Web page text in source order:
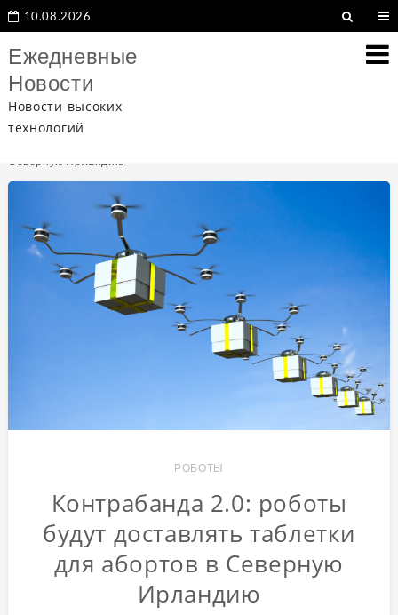
10.08.2026
Ежедневные
Новости
Новости высоких
технологий
Home
Роботы
Северную Ирландию
РОБОТЫ
Контрабанда 2.0: роботы
будут доставлять таблетки
для абортов в Северную
Ирландию